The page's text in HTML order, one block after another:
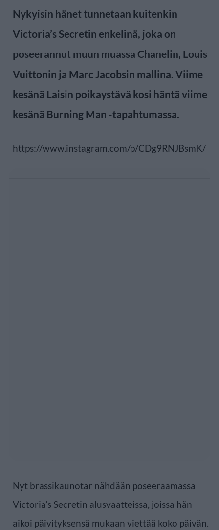
Nykyisin hänet tunnetaan kuitenkin
Victoria’s Secretin enkelinä, joka on
poseerannut muun muassa Chanelin, Louis
Vuittonin ja Marc Jacobsin mallina. Viime
kesänä Laisin poikaystävä kosi häntä viime
kesänä Burning Man -tapahtumassa.
https://www.instagram.com/p/CDg9RNJBsmK/
Nyt brassikaunotar nähdään poseeraamassa
Victoria’s Secretin alusvaatteissa, joissa hän
aikoi päivityksensä mukaan viettää koko päivän.